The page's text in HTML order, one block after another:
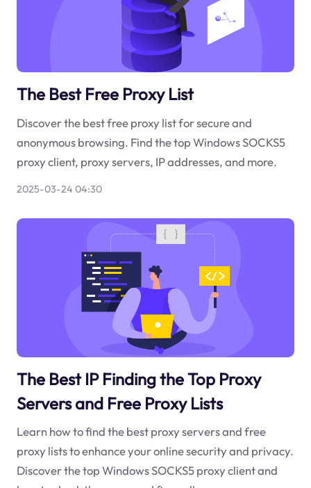
The Best Free Proxy List
Discover the best free proxy list for secure and
anonymous browsing. Find the top Windows SOCKS5
proxy client, proxy servers, IP addresses, and more.
2025-03-24 04:30
The Best IP Finding the Top Proxy
Servers and Free Proxy Lists
Learn how to find the best proxy servers and free
proxy lists to enhance your online security and privacy.
Discover the top Windows SOCKS5 proxy client and